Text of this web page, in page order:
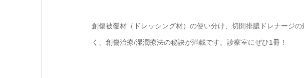
創傷被覆材（ドレッシング材）の使い分け、切開排膿ドレナージ
く、創傷治療/湿潤療法の秘訣が満載です。診察室にぜひ1冊！